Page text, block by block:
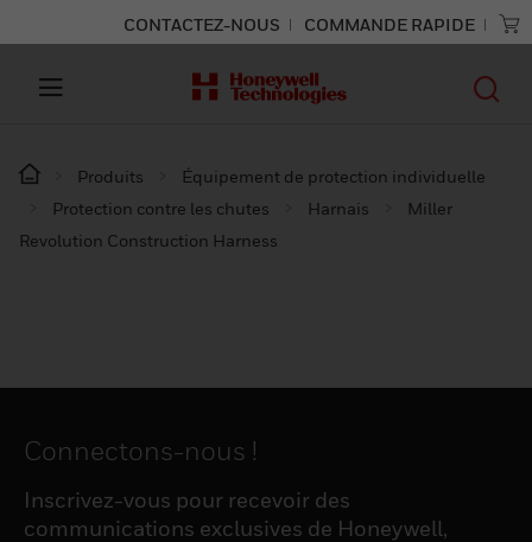
CONTACTEZ-NOUS COMMANDE RAPIDE
Produits
Équipement de protection individuelle
Protection contre les chutes
Harnais
Miller
Revolution Construction Harness
Connectons-nous !
Inscrivez-vous pour recevoir des
communications exclusives de Honeywell,